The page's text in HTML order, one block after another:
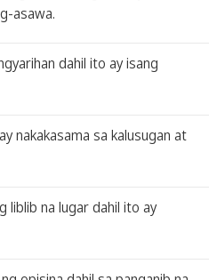
asawa.
dahil ito ay isang
nakakasama sa kalusugan at
liblib na lugar dahil ito ay